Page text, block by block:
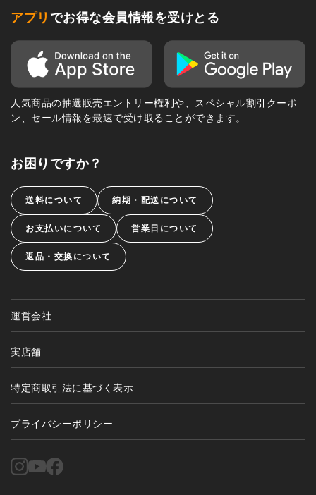
アプリ でお得な会員情報を受けとる
人気商品の抽選販売エントリー権利や、スペシャル割引クーポ
ン、セール情報を最速で受け取ることができます。
お困りですか？
送料について 納期・配送について
お支払いについて 営業日について
返品・交換について
運営会社
実店舗
特定商取引法に基づく表示
プライバシーポリシー